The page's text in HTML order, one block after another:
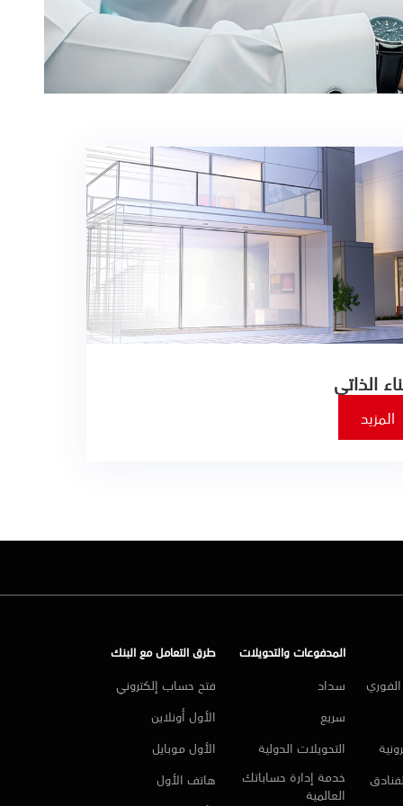
الذاتي
المزيد
المدفوعات والتحويلات
سداد
سريع
التحويلات الدولية
خدمة إدارة حساباتك
العالمية
طرق التعامل مع البنك
فتح حساب إلكتروني
الأول أونلاين
الأول موبايل
هاتف الأول